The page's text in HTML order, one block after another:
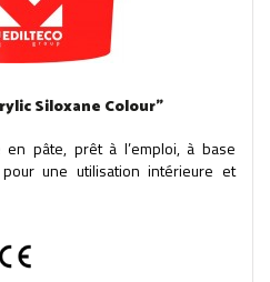
Siloxane Colour"
pâte, prêt à l’emploi, à base
une utilisation intérieure et